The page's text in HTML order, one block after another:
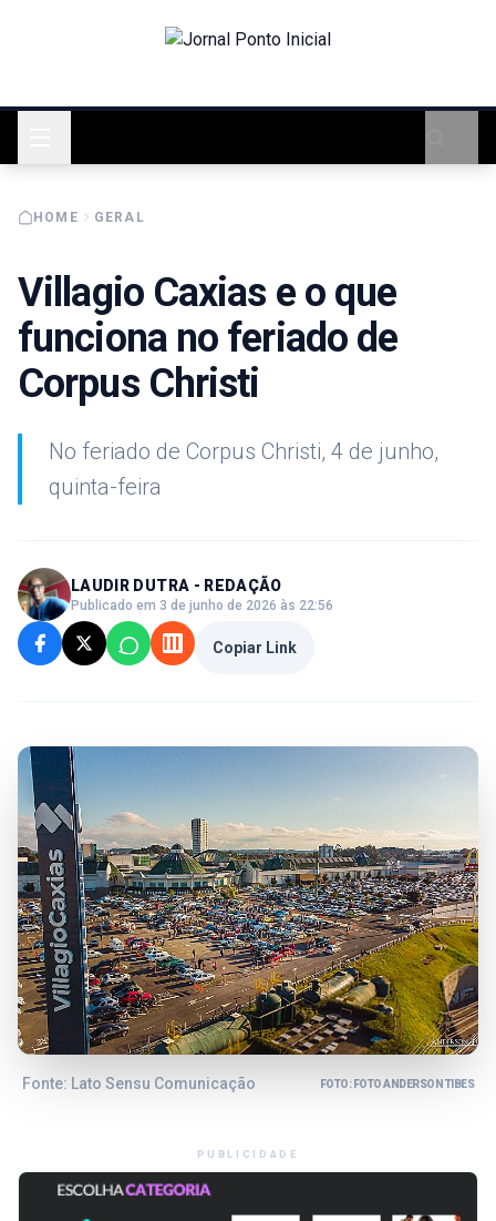
HOME GERAL
Villagio Caxias e o que
funciona no feriado de
Corpus Christi
No feriado de Corpus Christi, 4 de junho,
quinta-feira
LAUDIR DUTRA - REDAÇÃO
Publicado em 3 de junho de 2026 às 22:56
Copiar Link
Fonte: Lato Sensu Comunicação FOTO: FOTO ANDERSON TIBES
PUBLICIDADE